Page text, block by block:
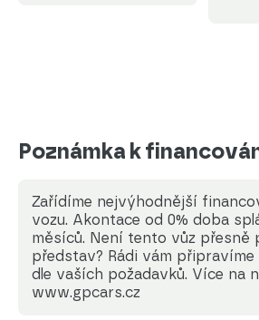
Poznámka k
Zařídíme nejvýhodnější
vozu. Akontace od 0% doba
měsíců. Není tento vůz přesně
představ? Rádi vám
dle vaších požadavků. Více na
www.gpcars.cz